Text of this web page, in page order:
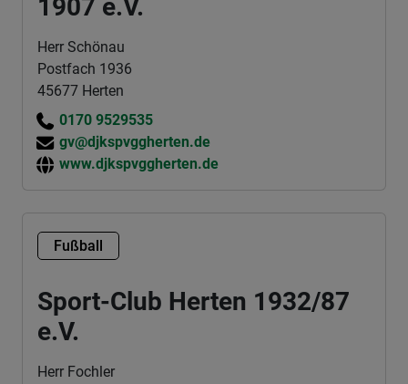
1907 e.V.
Herr Schönau
Postfach 1936
45677 Herten
0170 9529535
gv@djkspvggherten.de
www.djkspvggherten.de
Fußball
Sport-Club Herten 1932/87
e.V.
Herr Fochler